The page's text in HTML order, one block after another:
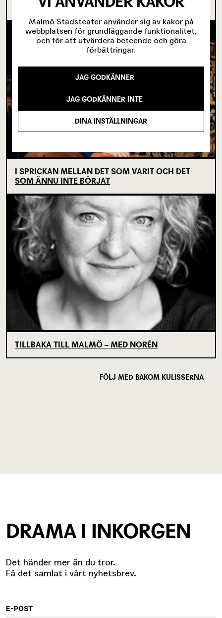
KÖPENHAMNSTRILOGIN
I SPRICKAN MELLAN DET SOM VARIT OCH DET
SOM ÄNNU INTE BÖRJAT
TILLBAKA TILL MALMÖ – MED NORÉN
FÖLJ MED BAKOM KULISSERNA
DRAMA I INKORGEN
Det händer mer än du tror.
Få det samlat i vårt nyhetsbrev.
E-POST
Malmö Stadsteater använder sig av kakor på
webbplatsen för grundläggande funktionalitet,
och för att utvärdera beteende och göra
förbättringar.
JAG GODKÄNNER
JAG GODKÄNNER INTE
DINA INSTÄLLNINGAR